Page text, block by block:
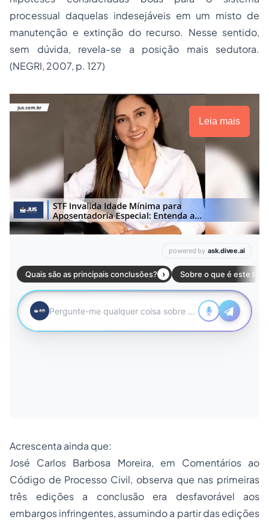
processual daquelas indesejáveis em um misto de
manutenção e extinção do recurso. Nesse sentido,
sem dúvida, revela-se a posição mais sedutora.
(NEGRI, 2007, p. 127)
Leia mais
Acrescenta ainda que:
José Carlos Barbosa Moreira, em Comentários ao
Código de Processo Civil, observa que nas primeiras
três edições a conclusão era desfavorável aos
embargos infringentes, assumindo a partir das edições